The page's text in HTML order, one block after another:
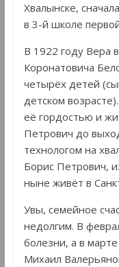
Хвалынске,
в 3-й школе
В 1922 году Вера
Коронатовича
четырёх детей
детском
её гордостью и
Петрович до
технологом на
Борис Петрович,
ныне живёт в
Увы, семейное
недолгим. В
болезни, а в
Михаил